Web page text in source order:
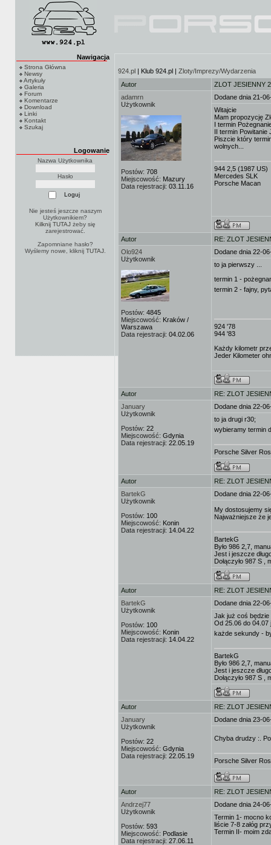
Nawigacja
Strona Główna
Newsy
Artykuły
Galeria
Forum
Komentarze
Download
Linki
Kontakt
Szukaj
Logowanie
Nazwa Użytkownika
Hasło
Nie jesteś jeszcze naszym
Użytkownikiem?
Kilknij TUTAJżeby się
zarejestrować.
Zapomniane hasło?
Wyślemy nowe, kliknij TUTAJ.
924.pl | Klub 924.pl | Zloty/Imprezy/Wydarzenia
Autor
ZLOT JESIENNY
adamrn
Użytkownik
Postów: 708
Miejscowość: Mazury
Data rejestracji: 03.11.16
Dodane dnia 21-
Witajcie
Mam propozycję
I termin
II termin Powitanie
Piszcie który
wolnych...
944 2,5 (1987 US)
Mercedes SLK
Porsche Macan
Autor
RE: ZLOT
Olo924
Użytkownik
Postów: 4845
Miejscowość: Kraków /
Warszawa
Data rejestracji: 04.02.06
Dodane dnia 22-
to ja pierwszy ...
termin 1 -
termin 2 - fajny,
924 '78
944 '83
Każdy kilometr
Jeder Kilometer
Autor
RE: ZLOT
January
Użytkownik
Postów: 22
Miejscowość: Gdynia
Data rejestracji: 22.05.19
Dodane dnia 22-
to ja drugi r30;
wybieramy termin
Porsche Silver
Autor
RE: ZLOT
BartekG
Użytkownik
Postów: 100
Miejscowość: Konin
Data rejestracji: 14.04.22
Dodane dnia 22-
My dostosujemy
Najważniejsze że
BartekG
Było 986 2,7,
Jest i jeszcze
Dołączyło 987 S ,
Autor
RE: ZLOT
BartekG
Użytkownik
Postów: 100
Miejscowość: Konin
Data rejestracji: 14.04.22
Dodane dnia 22-
Jak już coś będzie
Od 25.06 do 04.07
każde sekundy -
BartekG
Było 986 2,7,
Jest i jeszcze
Dołączyło 987 S ,
Autor
RE: ZLOT
January
Użytkownik
Postów: 22
Miejscowość: Gdynia
Data rejestracji: 22.05.19
Dodane dnia 23-
Chyba drudzy :.
Porsche Silver
Autor
RE: ZLOT
Andrzej77
Użytkownik
Postów: 593
Miejscowość: Podlasie
Data rejestracji: 27.06.11
Dodane dnia 24-
Termin 1- mocno
liście 7-8 załóg
Termin II- moim